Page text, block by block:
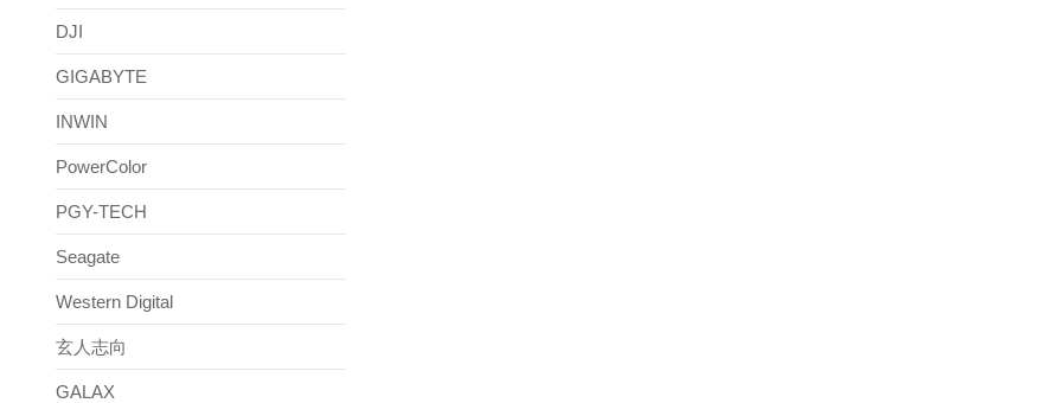
DJI
GIGABYTE
INWIN
PowerColor
PGY-TECH
Seagate
Western Digital
玄人志向
GALAX